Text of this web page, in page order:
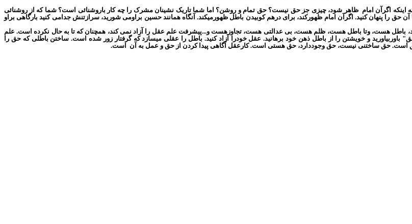
اگرآن امام ظاهر شود، چیزی جز حق نیست؟ حق تمام و روشن؟ اما شما تاریک نشینان مشرک را چه کار باروشنائی است؟ شما که از روشنائی
حق را پنهان کنید. اگرآن امام ظهورکند، برای درهم کوبیدن باطل ظهورمیکند. آنگاه همانند حسین براومی شورید، سرازتنش جدامی کنید بارگاهی براو
باطل هست، وتا باطل هست، ظلم هست، بی عدالتی هست، تجاوزهست و...پیشرفت علم عقل را آزاد نمی کند، همچنان که تا به حال نکرده است. علم
باوربیاورید و خویشتن را از باطل ذهن خود برهانید. عقل خودرا آزاد کنید. باطل را عقلی میسازد که گرفتار زور شده است. ساختن باطلی که حق را
حق ساختنی نیست، حق وجوددارد، حق هستی است. کارعقل آگاهی پیدا کردن از حق و عمل به آن
است.